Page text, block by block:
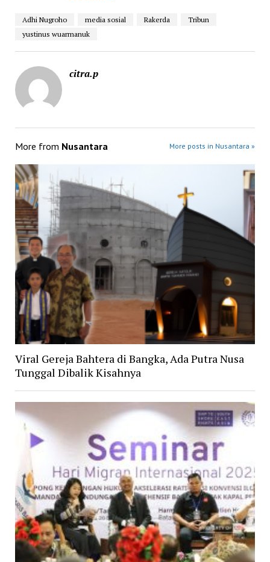
Adhi Nugroho media sosial Rakerda
Tribun
yustinus wuarmanuk
citra.p
More from Nusantara More posts in Nusantara »
Viral Gereja Bahtera di Bangka, Ada Putra Nusa
Tunggal Dibalik Kisahnya